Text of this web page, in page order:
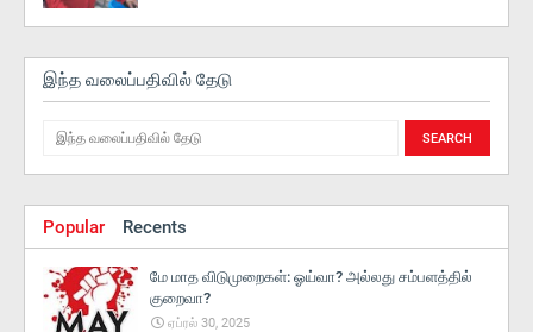
இந்த வலைப்பதிவில் தேடு
Popular Recents
மே மாத விடுமுறைகள்: ஓய்வா? அல்லது சம்பளத்தில்
குறைவா?
ஏப்ரல் 30, 2025